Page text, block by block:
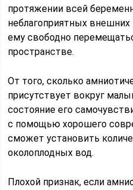
протяжении всей
неблагоприятных
ему свободно
пространстве.
От того, сколько
присутствует вокруг
состояние его
с помощью хорошего
сможет установить
околоплодных вод.
Плохой признак, если